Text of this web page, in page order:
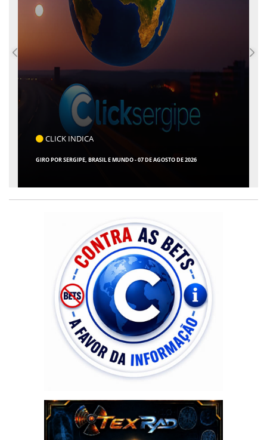
CLICK INDICA
GIRO POR SERGIPE, BRASIL E MUNDO - 07 DE AGOSTO DE 2026